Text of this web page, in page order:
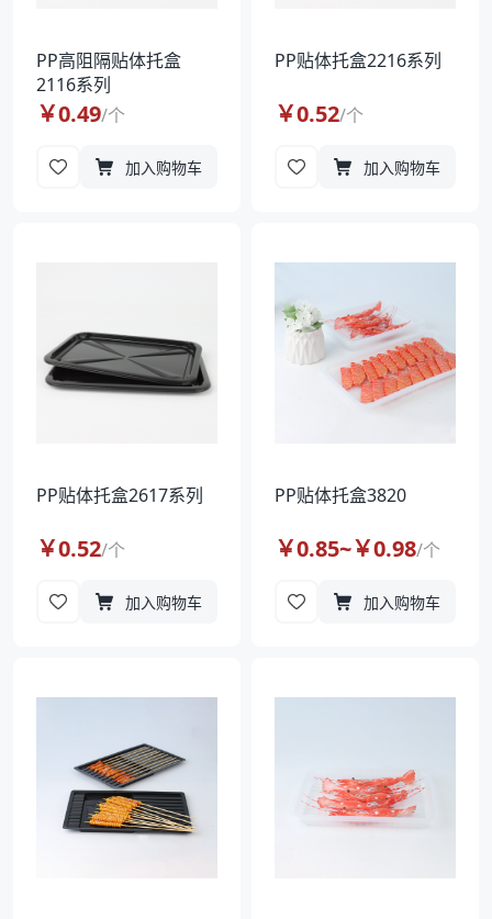
PP高阻隔贴体托盒
2116系列
￥0.49/个
加入购物车
PP贴体托盒2216系列
￥0.52/个
加入购物车
PP贴体托盒2617系列
￥0.52/个
加入购物车
PP贴体托盒3820
￥0.85~￥0.98/个
加入购物车